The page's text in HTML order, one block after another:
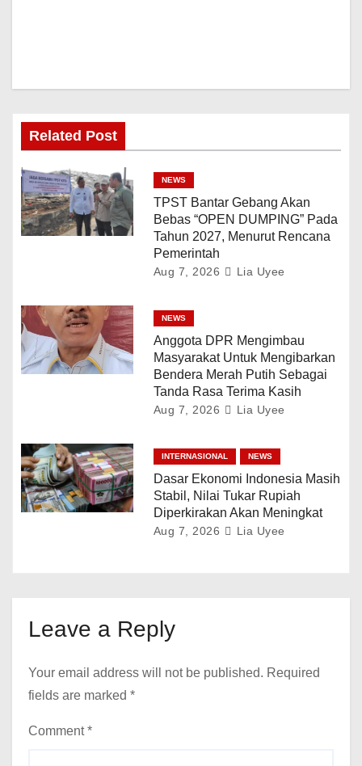
Related Post
NEWS
TPST Bantar Gebang Akan
Bebas “OPEN DUMPING” Pada
Tahun 2027, Menurut Rencana
Pemerintah
Aug 7, 2026 Lia Uyee
NEWS
Anggota DPR Mengimbau
Masyarakat Untuk Mengibarkan
Bendera Merah Putih Sebagai
Tanda Rasa Terima Kasih
Aug 7, 2026 Lia Uyee
INTERNASIONAL NEWS
Dasar Ekonomi Indonesia Masih
Stabil, Nilai Tukar Rupiah
Diperkirakan Akan Meningkat
Aug 7, 2026 Lia Uyee
Leave a Reply
Your email address will not be published. Required
fields are marked *
Comment*